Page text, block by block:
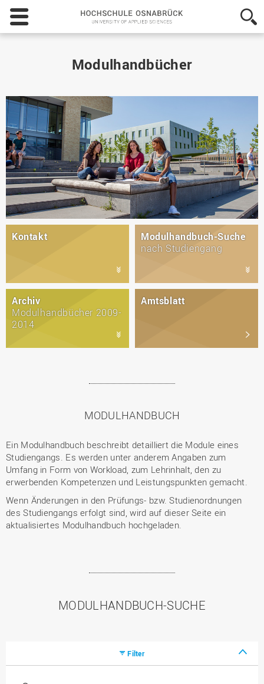
Hochschule
Osnabrück
-
Modulhandbücher
Kontakt
Modulhandbuch-Suche
nach Studiengang
Archiv
Modulhandbücher 2009-
2014
Amtsblatt
MODULHANDBUCH
Ein Modulhandbuch beschreibt detailliert die Module eines
Studiengangs. Es werden unter anderem Angaben zum
Umfang in Form von Workload, zum Lehrinhalt, den zu
erwerbenden Kompetenzen und Leistungspunkten gemacht.
Wenn Änderungen in den Prüfungs- bzw. Studienordnungen
des Studiengangs erfolgt sind, wird auf dieser Seite ein
aktualisiertes Modulhandbuch hochgeladen.
MODULHANDBUCH-SUCHE
Filter